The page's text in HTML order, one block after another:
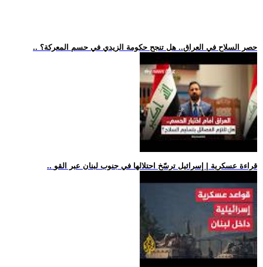
.. حصر السلاح في العراق.. هل تنجح حكومة الزيدي في حسم المعركة؟
.. قراءة عسكرية | إسرائيل ترسّخ احتلالها في جنوب لبنان عبر القو